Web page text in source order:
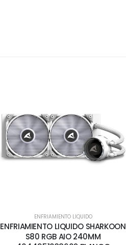
ENFRIAMIENTO LIQUIDO
ENFRIAMIENTO LIQUIDO SHARKOON
S80 RGB AIO 240MM